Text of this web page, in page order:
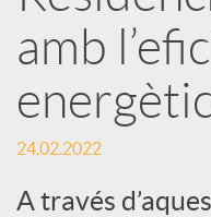
o
c
i
amb
24.02.2022
A través